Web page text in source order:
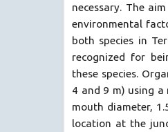
necessary. The
environmental
both species in
recognized for
these species.
4 and 9 m) using
mouth diameter,
location at the